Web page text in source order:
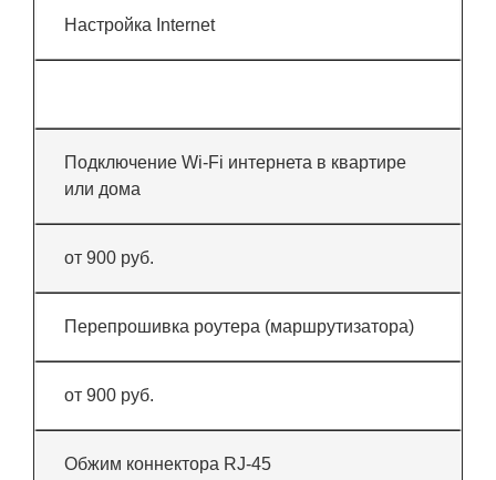
Настройка Internet
Подключение Wi-Fi интернета в квартире
или дома
от 900 руб.
Перепрошивка роутера (маршрутизатора)
от 900 руб.
Обжим коннектора RJ-45